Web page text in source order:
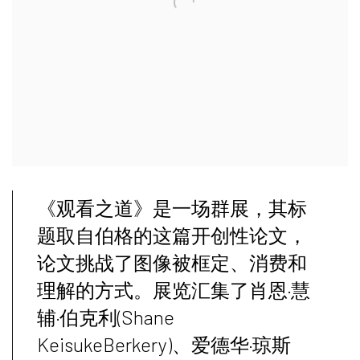
《观看之道》是一场群展，其标
题取自伯格的这篇开创性论文，
论文挑战了图像被框定、消费和
理解的方式。展览汇集了肖恩·慧
辅·伯克利(Shane
KeisukeBerkery)、爱德华·琼斯